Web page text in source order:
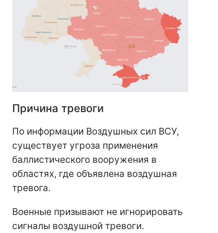
Причина тревоги
По информации Воздушных сил ВСУ,
существует угроза применения
баллистического вооружения в
областях, где объявлена воздушная
тревога.
Военные призывают не игнорировать
сигналы воздушной тревоги.